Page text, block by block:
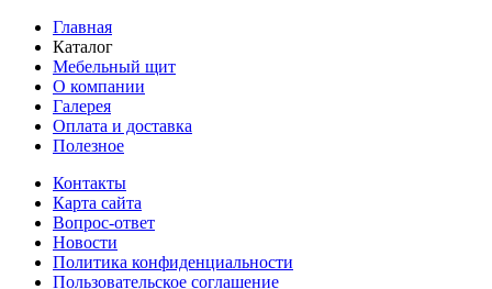
Главная
Каталог
Мебельный щит
О компании
Галерея
Оплата и доставка
Полезное
Контакты
Карта сайта
Вопрос-ответ
Новости
Политика конфиденциальности
Пользовательское соглашение